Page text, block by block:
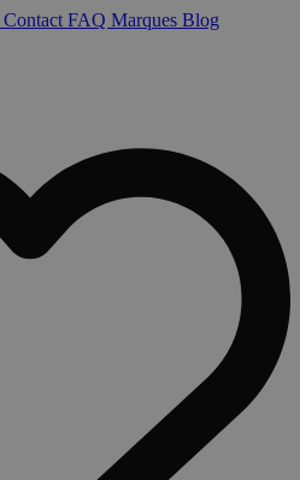
Contact FAQ Marques Blog